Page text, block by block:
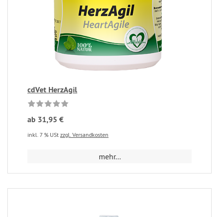
cdVet HerzAgil
ab 31,95 €
inkl. 7 % USt zzgl. Versandkosten
mehr...